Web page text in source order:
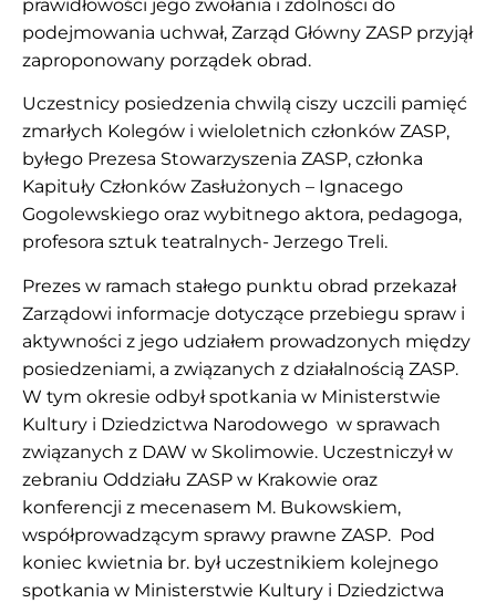
prawidłowości jego zwołania i zdolności do
podejmowania uchwał, Zarząd Główny ZASP przyjął
zaproponowany porządek obrad.
Uczestnicy posiedzenia chwilą ciszy uczcili pamięć
zmarłych Kolegów i wieloletnich członków ZASP,
byłego Prezesa Stowarzyszenia ZASP, członka
Kapituły Członków Zasłużonych – Ignacego
Gogolewskiego oraz wybitnego aktora, pedagoga,
profesora sztuk teatralnych- Jerzego Treli.
Prezes w ramach stałego punktu obrad przekazał
Zarządowi informacje dotyczące przebiegu spraw i
aktywności z jego udziałem prowadzonych między
posiedzeniami, a związanych z działalnością ZASP.
W tym okresie odbył spotkania w Ministerstwie
Kultury i Dziedzictwa Narodowego w sprawach
związanych z DAW w Skolimowie. Uczestniczył w
zebraniu Oddziału ZASP w Krakowie oraz
konferencji z mecenasem M. Bukowskiem,
współprowadzącym sprawy prawne ZASP. Pod
koniec kwietnia br. był uczestnikiem kolejnego
spotkania w Ministerstwie Kultury i Dziedzictwa